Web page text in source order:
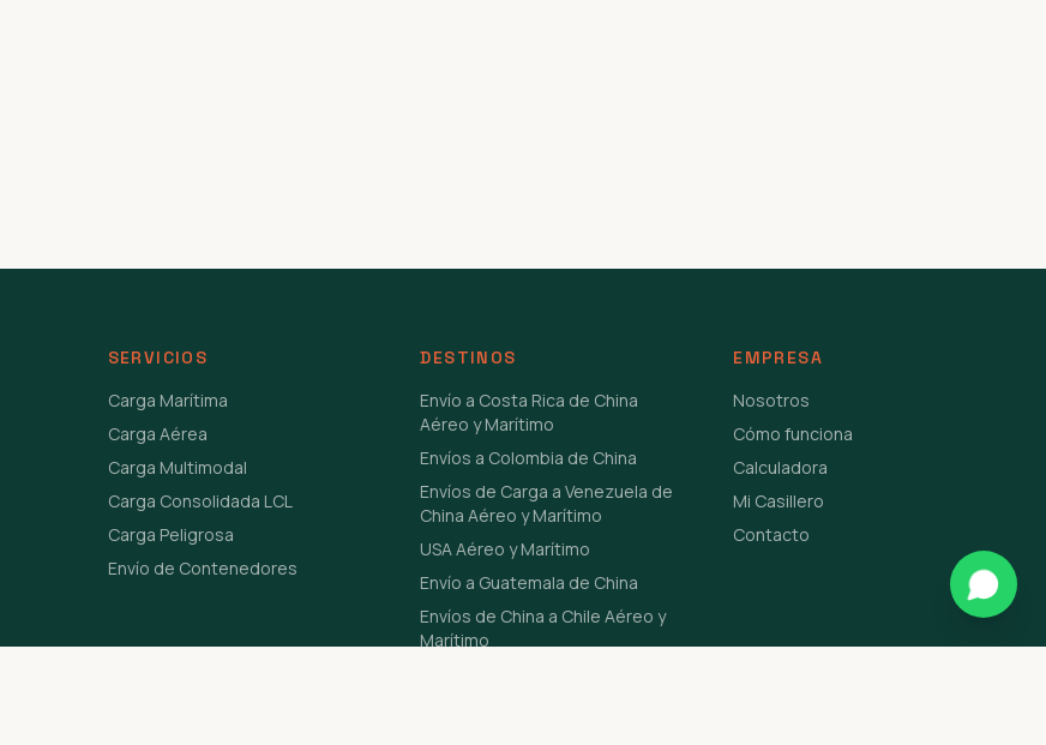
SERVICIOS
Carga Marítima
Carga Aérea
Carga Multimodal
Carga Consolidada LCL
Carga Peligrosa
Envío de Contenedores
DESTINOS
Envío a Costa Rica de China
Aéreo y Marítimo
Envíos a Colombia de China
Envíos de Carga a Venezuela de
China Aéreo y Marítimo
USA Aéreo y Marítimo
Envío a Guatemala de China
Envíos de China a Chile Aéreo y
Marítimo
EMPRESA
Nosotros
Cómo funciona
Calculadora
Mi Casillero
Contacto